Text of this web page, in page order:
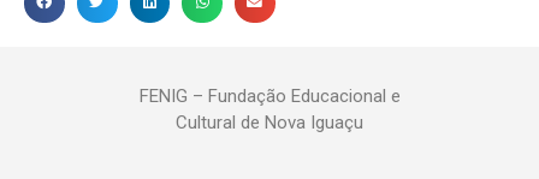
FENIG – Fundação Educacional e
Cultural de Nova Iguaçu